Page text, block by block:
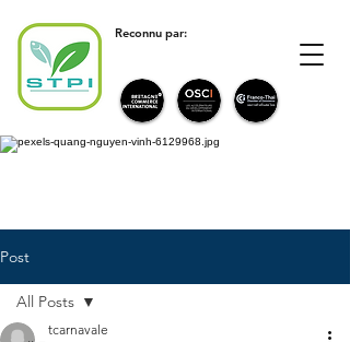
Reconnu par:
Post
All Posts
tcarnavale